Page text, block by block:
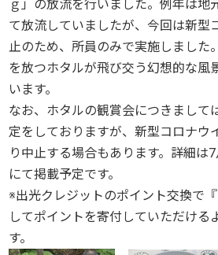
ｇ」の放流を行いました。例年は地
て放流していましたが、今回は新型
止のため、所員のみで実施しました
を放つホタルが飛び交う幻想的な風
います。
なお、ホタルの観賞会につきまして
定をしておりますが、新型コロナウ
り中止する場合もあります。詳細は
にて掲載予定です。
※出光クレジットのポイント交換で
してポイントを寄付していただける
す。